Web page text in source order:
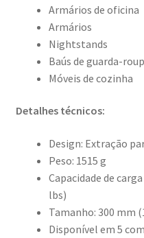
Armários de oficina
Armários
Nightstands
Baús de guarda-
Móveis de cozinha
Detalhes técnicos:
Design: Extração
Peso: 1515 g
Capacidade de
lbs)
Tamanho: 300 mm
Disponível em 5